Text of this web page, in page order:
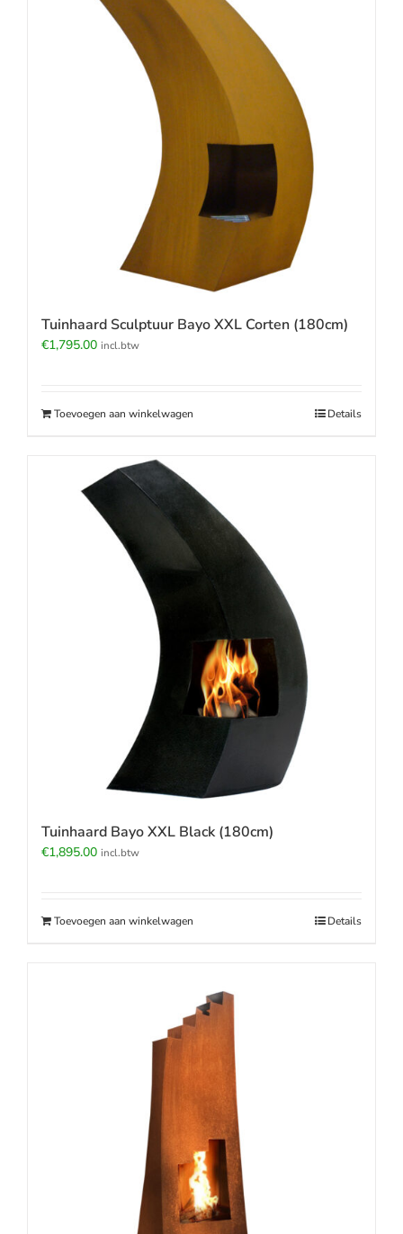
Tuinhaard Sculptuur Bayo XXL Corten (180cm)
€1,795.00 incl.btw
Toevoegen aan winkelwagen Details
Tuinhaard Bayo XXL Black (180cm)
€1,895.00 incl.btw
Toevoegen aan winkelwagen Details